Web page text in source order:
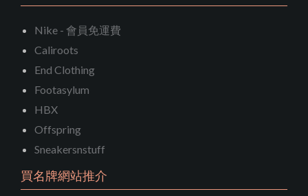
Nike - 會員免運費
Caliroots
End Clothing
Footasylum
HBX
Offspring
Sneakersnstuff
買名牌網站推介